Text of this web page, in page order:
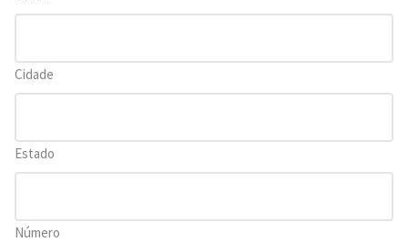
Cidade
Estado
Número